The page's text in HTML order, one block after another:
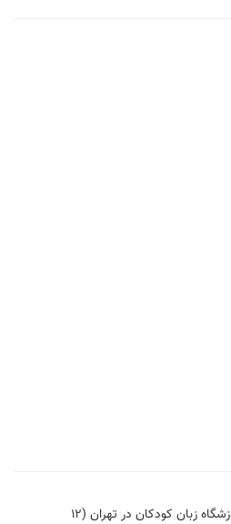
بهترین آموزشگاه زبان کودکان در تهران (12